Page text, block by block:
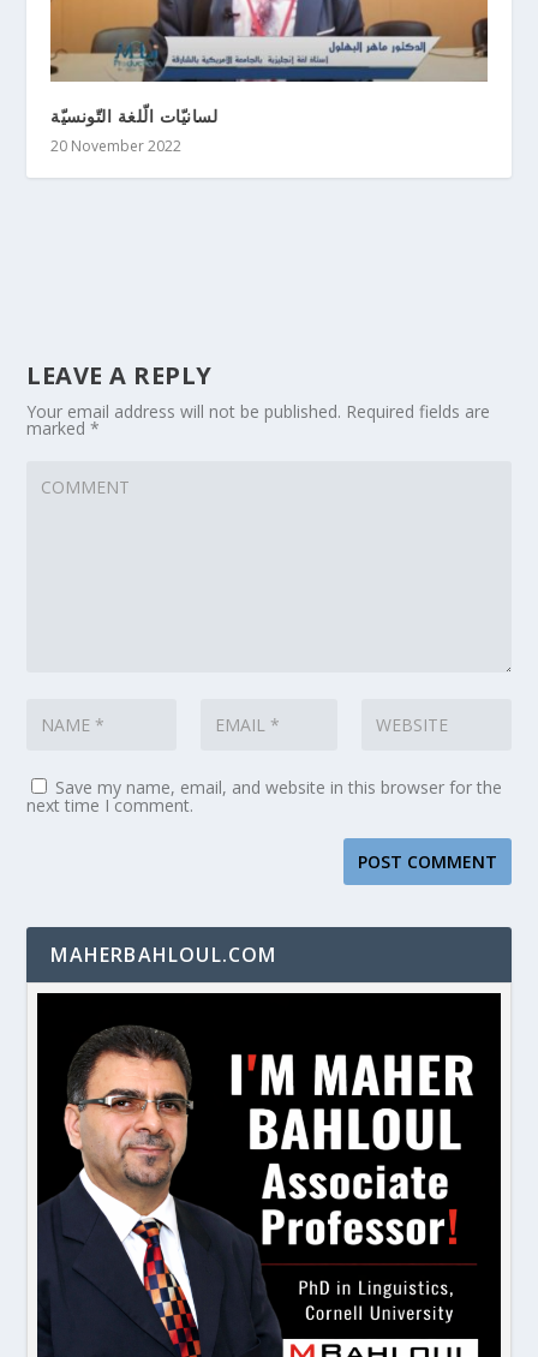
لسانيّات الّلغة التّونسيّة
20 November 2022
LEAVE A REPLY
Your email address will not be published. Required fields are
marked*
Save my name, email, and website in this browser for the
next time I comment.
MAHERBAHLOUL.COM